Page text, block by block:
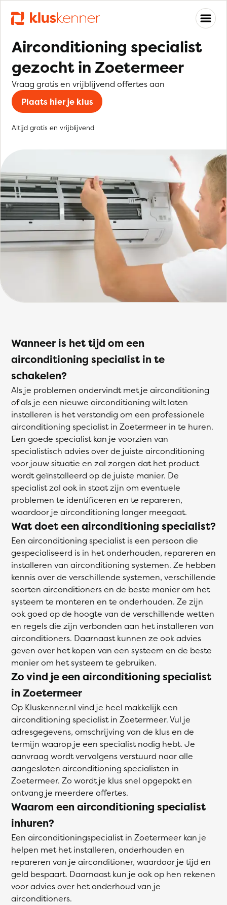
Airconditioning specialist
gezocht in Zoetermeer
Vraag gratis en vrijblijvend offertes aan
Plaats hier je klus
Altijd gratis en vrijblijvend
Wanneer is het tijd om een
airconditioning specialist in te
schakelen?
Als je problemen ondervindt met je airconditioning
of als je een nieuwe airconditioning wilt laten
installeren is het verstandig om een professionele
airconditioning specialist in Zoetermeer in te huren.
Een goede specialist kan je voorzien van
specialistisch advies over de juiste airconditioning
voor jouw situatie en zal zorgen dat het product
wordt geïnstalleerd op de juiste manier. De
specialist zal ook in staat zijn om eventuele
problemen te identificeren en te repareren,
waardoor je airconditioning langer meegaat.
Wat doet een airconditioning specialist?
Een airconditioning specialist is een persoon die
gespecialiseerd is in het onderhouden, repareren en
installeren van airconditioning systemen. Ze hebben
kennis over de verschillende systemen, verschillende
soorten airconditioners en de beste manier om het
systeem te monteren en te onderhouden. Ze zijn
ook goed op de hoogte van de verschillende wetten
en regels die zijn verbonden aan het installeren van
airconditioners. Daarnaast kunnen ze ook advies
geven over het kopen van een systeem en de beste
manier om het systeem te gebruiken.
Zo vind je een airconditioning specialist
in Zoetermeer
Op Kluskenner.nl vind je heel makkelijk een
airconditioning specialist in Zoetermeer. Vul je
adresgegevens, omschrijving van de klus en de
termijn waarop je een specialist nodig hebt. Je
aanvraag wordt vervolgens verstuurd naar alle
aangesloten airconditioning specialisten in
Zoetermeer. Zo wordt je klus snel opgepakt en
ontvang je meerdere offertes.
Waarom een airconditioning specialist
inhuren?
Een airconditioningspecialist in Zoetermeer kan je
helpen met het installeren, onderhouden en
repareren van je airconditioner, waardoor je tijd en
geld bespaart. Daarnaast kun je ook op hen rekenen
voor advies over het onderhoud van je
airconditioners.